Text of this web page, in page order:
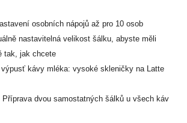
osobních nápojů až pro 10 osob
nastavitelná velikost šálku, abyste měli
tak, jak chcete
kávy mléka: vysoké skleničky na Latte
Příprava dvou samostatných šálků u všech káv